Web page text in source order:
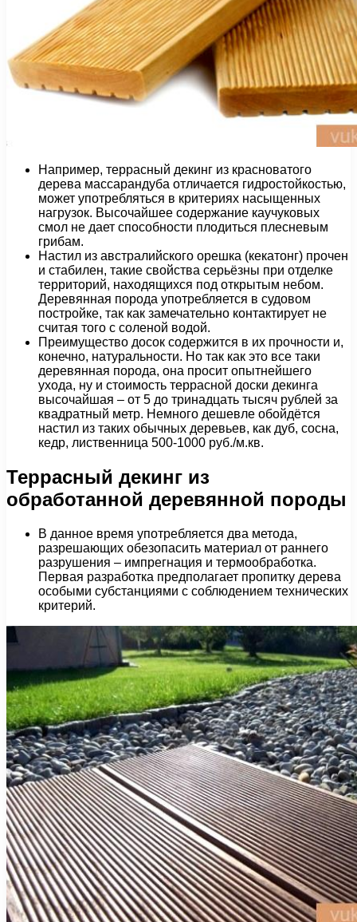
Например, террасный декинг из красноватого
дерева массарандуба отличается гидростойкостью,
может употребляться в критериях насыщенных
нагрузок. Высочайшее содержание каучуковых
смол не дает способности плодиться плесневым
грибам.
Настил из австралийского орешка (кекатонг) прочен
и стабилен, такие свойства серьёзны при отделке
территорий, находящихся под открытым небом.
Деревянная порода употребляется в судовом
постройке, так как замечательно контактирует не
считая того с соленой водой.
Преимущество досок содержится в их прочности и,
конечно, натуральности. Но так как это все таки
деревянная порода, она просит опытнейшего
ухода, ну и стоимость террасной доски декинга
высочайшая – от 5 до тринадцать тысяч рублей за
квадратный метр. Немного дешевле обойдётся
настил из таких обычных деревьев, как дуб, сосна,
кедр, лиственница 500-1000 руб./м.кв.
Террасный декинг из
обработанной деревянной породы
В данное время употребляется два метода,
разрешающих обезопасить материал от раннего
разрушения – импрегнация и термообработка.
Первая разработка предполагает пропитку дерева
особыми субстанциями с соблюдением технических
критерий.